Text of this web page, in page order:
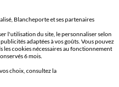
Relay uniquement
Blancheporte et ses partenaires
l'utilisation du site, le personnaliser selon
adaptées à vos goûts. Vous pouvez
les cookies nécessaires au fonctionnement
6 mois.
choix, consultez la